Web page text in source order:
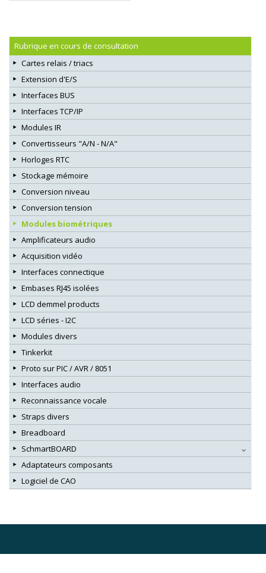
Rubrique en cours de consultation
Cartes relais / triacs
Extension d'E/S
Interfaces BUS
Interfaces TCP/IP
Modules IR
Convertisseurs "A/N - N/A"
Horloges RTC
Stockage mémoire
Conversion niveau
Conversion tension
Modules biométriques
Amplificateurs audio
Acquisition vidéo
Interfaces connectique
Embases RJ45 isolées
LCD demmel products
LCD séries - I2C
Modules divers
Tinkerkit
Proto sur PIC / AVR / 8051
Interfaces audio
Reconnaissance vocale
Straps divers
Breadboard
SchmartBOARD
Adaptateurs composants
Logiciel de CAO